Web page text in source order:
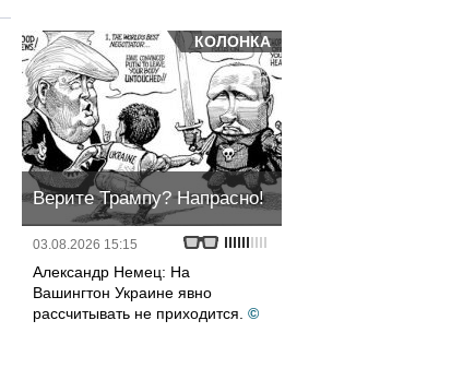
КОЛОНКА
Верите Трампу? Напрасно!
03.08.2026 15:15
Александр Немец: На
Вашингтон Украине явно
рассчитывать не приходится. ©